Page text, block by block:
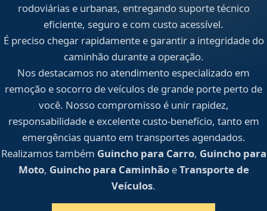
rodoviárias e urbanas, entregando suporte técnico
eficiente, seguro e com custo acessível.
É preciso chegar rapidamente e garantir a integridade do
caminhão durante a operação.
Nos destacamos no atendimento especializado em
remoção e socorro de veículos de grande porte perto de
você. Nosso compromisso é unir rapidez,
responsabilidade e excelente custo-benefício, tanto em
emergências quanto em transportes agendados.
Realizamos também Guincho para Carro, Guincho para
Moto, Guincho para CaminhãoeTransporte de
Veículos.